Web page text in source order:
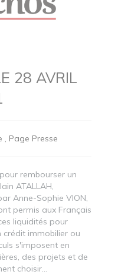
28 AVRIL
Page Presse
rembourser un
ATALLAH,
Anne-Sophie VION,
permis aux Français
liquidités pour
immobilier ou
s'imposent en
des projets et de
choisir...